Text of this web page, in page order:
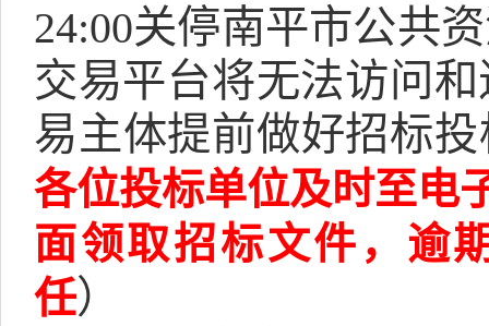
24:00关停南平市公共
交易平台将无法访问
易主体提前做好招标
各位投标单位及时至电
面领取招标文件 ，逾
任）